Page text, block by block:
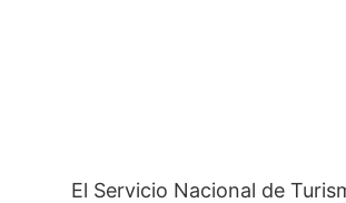
El Servicio Nacional de